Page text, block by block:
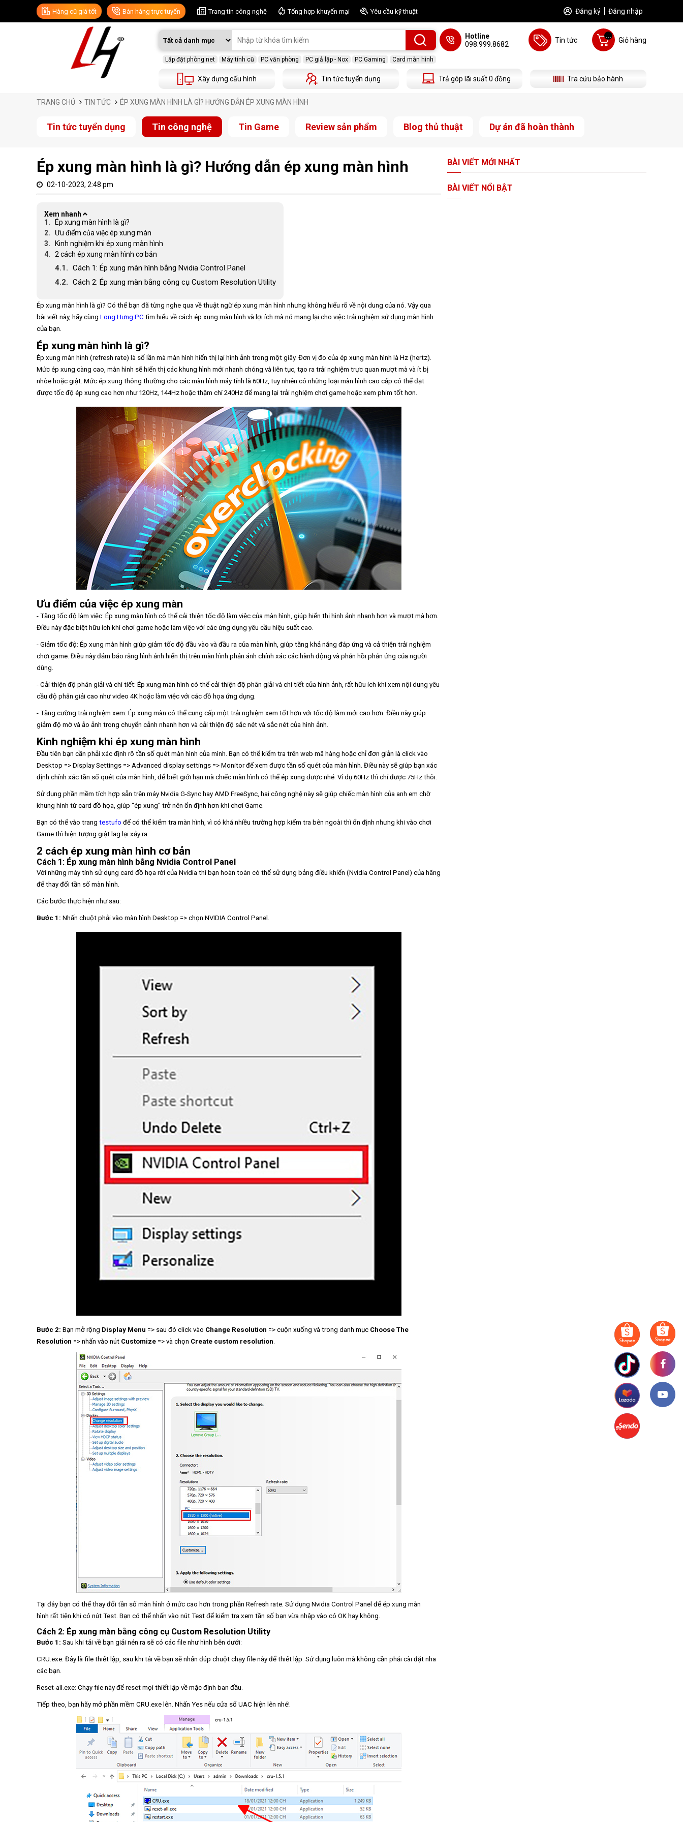
Hàng cũ giá tốt Bán hàng trực tuyến Trang tin công nghệ Tổng hợp khuyến mại Yêu cầu kỹ thuật Đăng ký Đăng nhập
Lắp đặt phòng net Máy tính cũ PC văn phòng PC giả lập - Nox PC Gaming Card màn hình
Hotline
098.999.8682
Tin tức Giỏ hàng
...
Xây dựng cấu hình Tin tức tuyển dụng Trả góp lãi suất 0 đồng Tra cứu bảo hành
TRANG CHỦ TIN TỨC ÉP XUNG MÀN HÌNH LÀ GÌ? HƯỚNG DẪN ÉP XUNG MÀN HÌNH
Tin tức tuyển dụng Tin công nghệ Tin Game Review sản phẩm Blog thủ thuật Dự án đã hoàn thành
Ép xung màn hình là gì? Hướng dẫn ép xung màn hình
02-10-2023, 2:48 pm
Xem nhanh
Ép xung màn hình là gì?
Ưu điểm của việc ép xung màn
Kinh nghiệm khi ép xung màn hình
2 cách ép xung màn hình cơ bản
Cách 1: Ép xung màn hình bằng Nvidia Control Panel
Cách 2: Ép xung màn bằng công cụ Custom Resolution Utility
Ép xung màn hình là gì? Có thể bạn đã từng nghe qua về thuật ngữ ép xung màn hình nhưng không hiểu rõ về nội dung của nó. Vậy qua
bài viết này, hãy cùng Long Hưng PC tìm hiểu về cách ép xung màn hình và lợi ích mà nó mang lại cho việc trải nghiệm sử dụng màn hình
của bạn.
Ép xung màn hình là gì?
Ép xung màn hình (refresh rate) là số lần mà màn hình hiển thị lại hình ảnh trong một giây. Đơn vị đo của ép xung màn hình là Hz (hertz).
Mức ép xung càng cao, màn hình sẽ hiển thị các khung hình mới nhanh chóng và liên tục, tạo ra trải nghiệm trực quan mượt mà và ít bị
nhòe hoặc giật. Mức ép xung thông thường cho các màn hình máy tính là 60Hz, tuy nhiên có những loại màn hình cao cấp có thể đạt
được tốc độ ép xung cao hơn như 120Hz, 144Hz hoặc thậm chí 240Hz để mang lại trải nghiệm chơi game hoặc xem phim tốt hơn.
Ưu điểm của việc ép xung màn
- Tăng tốc độ làm việc: Ép xung màn hình có thể cải thiện tốc độ làm việc của màn hình, giúp hiển thị hình ảnh nhanh hơn và mượt mà hơn.
Điều này đặc biệt hữu ích khi chơi game hoặc làm việc với các ứng dụng yêu cầu hiệu suất cao.
- Giảm tốc độ: Ép xung màn hình giúp giảm tốc độ đầu vào và đầu ra của màn hình, giúp tăng khả năng đáp ứng và cả thiện trải nghiệm
chơi game. Điều này đảm bảo rằng hình ảnh hiển thị trên màn hình phản ánh chính xác các hành động và phản hồi phản ứng của người
dùng.
- Cải thiện độ phân giải và chi tiết: Ép xung màn hình có thể cải thiện độ phân giải và chi tiết của hình ảnh, rất hữu ích khi xem nội dung yêu
cầu độ phân giải cao như video 4K hoặc làm việc với các đồ họa ứng dụng.
- Tăng cường trải nghiệm xem: Ép xung màn có thể cung cấp một trải nghiệm xem tốt hơn với tốc độ làm mới cao hơn. Điều này giúp
giảm độ mờ và ảo ảnh trong chuyển cảnh nhanh hơn và cải thiện độ sắc nét và sắc nét của hình ảnh.
Kinh nghiệm khi ép xung màn hình
Đầu tiên bạn cần phải xác định rõ tần số quét màn hình của mình. Bạn có thể kiểm tra trên web mã hàng hoặc chỉ đơn giản là click vào
Desktop => Display Settings => Advanced display settings => Monitor để xem được tần số quét của màn hình. Điều này sẽ giúp bạn xác
định chính xác tần số quét của màn hình, để biết giới hạn mà chiếc màn hình có thể ép xung được nhé. Ví dụ 60Hz thì chỉ được 75Hz thôi.
Sử dụng phần mềm tích hợp sẵn trên máy Nvidia G-Sync hay AMD FreeSync, hai công nghệ này sẽ giúp chiếc màn hình của anh em chờ
khung hình từ card đồ họa, giúp “ép xung” trở nên ổn định hơn khi chơi Game.
Bạn có thể vào trang testufo để có thể kiểm tra màn hình, vì có khá nhiều trường hợp kiểm tra bên ngoài thì ổn định nhưng khi vào chơi
Game thì hiện tượng giật lag lại xảy ra.
2 cách ép xung màn hình cơ bản
Cách 1: Ép xung màn hình bằng Nvidia Control Panel
Với những máy tính sử dụng card đồ họa rời của Nvidia thì bạn hoàn toàn có thể sử dụng bảng điều khiển (Nvidia Control Panel) của hãng
để thay đổi tần số màn hình.
Các bước thực hiện như sau:
Bước 1: Nhấn chuột phải vào màn hình Desktop => chọn NVIDIA Control Panel.
Bước 2: Bạn mở rộng Display Menu => sau đó click vào Change Resolution => cuộn xuống và trong danh mục Choose The
Resolution => nhấn vào nút Customize => và chọn Create custom resolution.
Tại đây bạn có thể thay đổi tần số màn hình ở mức cao hơn trong phần Refresh rate. Sử dụng Nvidia Control Panel để ép xung màn
hình rất tiện khi có nút Test. Bạn có thể nhấn vào nút Test để kiểm tra xem tần số bạn vừa nhập vào có OK hay không.
Cách 2: Ép xung màn bằng công cụ Custom Resolution Utility
Bước 1: Sau khi tải về bạn giải nén ra sẽ có các file như hình bên dưới:
CRU.exe: Đây là file thiết lập, sau khi tải về bạn sẽ nhấn đúp chuột chạy file này để thiết lập. Sử dụng luôn mà không cần phải cài đặt nha
các bạn.
Reset-all.exe: Chạy file này để reset mọi thiết lập về mặc định ban đầu.
Tiếp theo, bạn hãy mở phần mềm CRU.exe lên. Nhấn Yes nếu cửa sổ UAC hiện lên nhé!
BÀI VIẾT MỚI NHẤT
BÀI VIẾT NỔI BẬT